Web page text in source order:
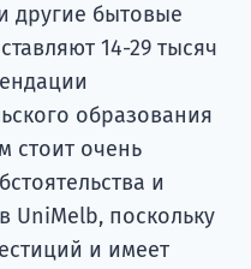
другие бытовые
14-29 тысяч
образования
стоит очень
и
UniMelb, поскольку
и имеет